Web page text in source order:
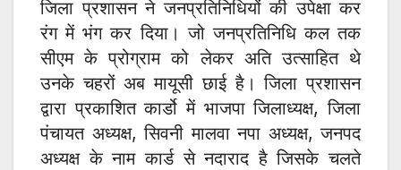
जिला प्रशासन ने जनप्रतिनिधियों की उपेक्षा कर
रंग में भंग कर दिया। जो जनप्रतिनिधि कल तक
सीएम के प्रोग्राम को लेकर अति उत्साहित थे
उनके चहरों अब मायूसी छाई है। जिला प्रशासन
द्वारा प्रकाशित कार्डो में भाजपा जिलाध्यक्ष, जिला
पंचायत अध्यक्ष, सिवनी मालवा नपा अध्यक्ष, जनपद
अध्यक्ष के नाम कार्ड से नदाराद है जिसके चलते